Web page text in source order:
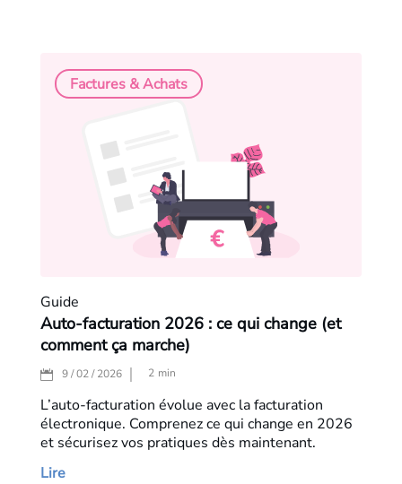
Factures & Achats
Guide
Auto-facturation 2026 : ce qui change (et
comment ça marche)
9 / 02 / 2026 2 min
L’auto-facturation évolue avec la facturation
électronique. Comprenez ce qui change en 2026
et sécurisez vos pratiques dès maintenant.
Lire